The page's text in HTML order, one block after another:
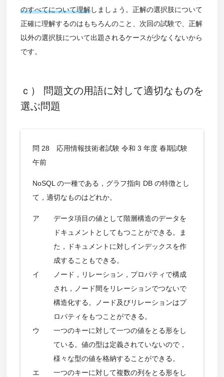
のすべてについて理解しましょう。正解の選択肢について
正確に理解するのはもちろんのこと、次回の試験で、正解
以外の選択肢について出題されるケースが少なくないから
です。
ｃ） 問題文の用語に対して適切なものを
選ぶ問題
問 28 応用情報技術者試験 令和 3 年度 春期試験
午前
NoSQL の一種である，グラフ指向 DB の特徴とし
て，適切なものはどれか。
ア
データ項目の値として階層構造のデータを
ドキュメントとしてもつことができる。ま
た，ドキュメントに対しインデックスを作
成することもできる。
イ
ノード，リレーション，プロパティで構成
され，ノード間をリレーションでつないで
構造化する。ノード及びリレーションはプ
ロパティをもつことができる。
ウ
一つのキーに対して一つの値をとる形をし
ている。値の型は定義されていないので，
様々な型の値を格納することができる。
エ
一つのキーに対して複数の列をとる形をし